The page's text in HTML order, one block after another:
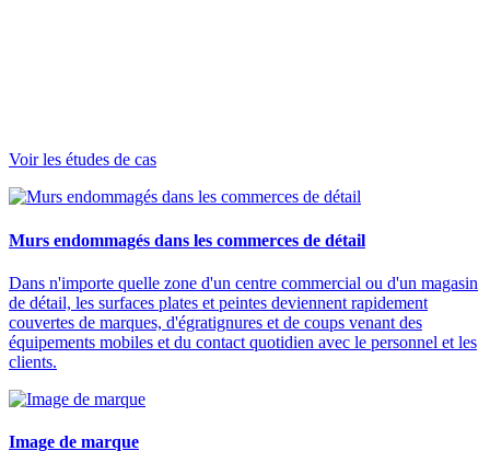
Voir les études de cas
Murs endommagés dans les commerces de détail
Dans n'importe quelle zone d'un centre commercial ou d'un magasin
de détail, les surfaces plates et peintes deviennent rapidement
couvertes de marques, d'égratignures et de coups venant des
équipements mobiles et du contact quotidien avec le personnel et les
clients.
Image de marque